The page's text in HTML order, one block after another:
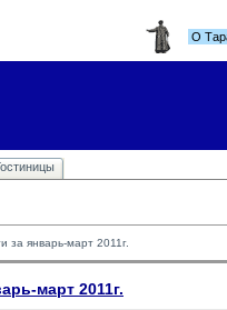
О
за январь-март 2011г.
март 2011г.